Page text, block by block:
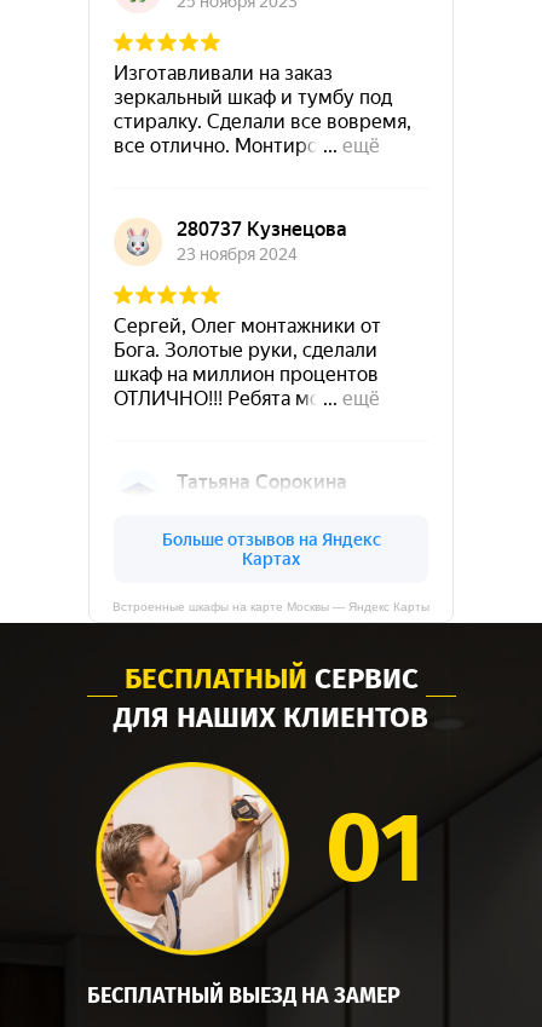
Встроенные шкафы на карте Москвы — Яндекс Карты
БЕСПЛАТНЫЙ ВЫЕЗД НА ЗАМЕР
01
БЕСПЛАТНЫЙ СЕРВИС
ДЛЯ НАШИХ КЛИЕНТОВ